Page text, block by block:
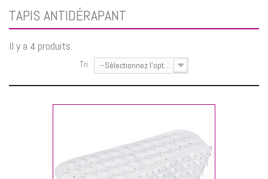
TAPIS ANTIDÉRAPANT
Il y a 4 produits.
Tri --Sélectionnez l'option--